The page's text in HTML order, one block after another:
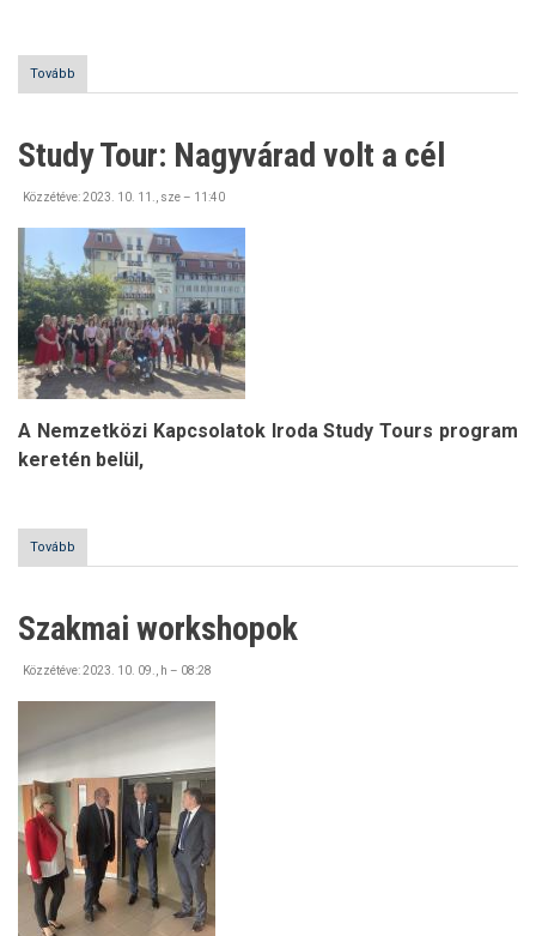
Tovább
Days:
Study Tour: Nagyvárad volt a cél
Közzétéve:2023. 10. 11., sze – 11:40
A Nemzetközi Kapcsolatok Iroda Study Tours program
keretén belül,
Tovább
Tour:
a
Szakmai workshopok
Közzétéve:2023. 10. 09., h – 08:28